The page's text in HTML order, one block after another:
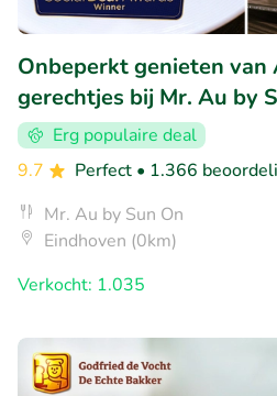
Onbeperkt genieten van
gerechtjes bij Mr. Au by
Erg populaire deal
9.7
Perfect • 1.366
Mr. Au by Sun On
Eindhoven (0km)
Verkocht: 1.035